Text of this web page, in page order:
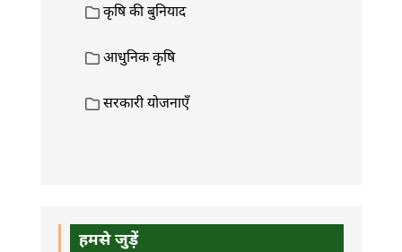
कृषि की बुनियाद
आधुनिक कृषि
सरकारी योजनाएँ
हमसे जुड़ें